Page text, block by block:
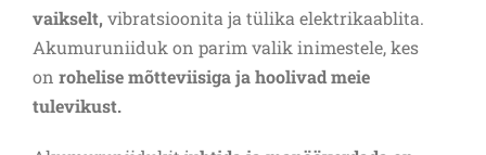
vaikselt, vibratsioonita ja tülika elektrikaablita.
Akumuruniiduk on parim valik inimestele, kes
on rohelise mõtteviisiga ja hoolivad meie
tulevikust.